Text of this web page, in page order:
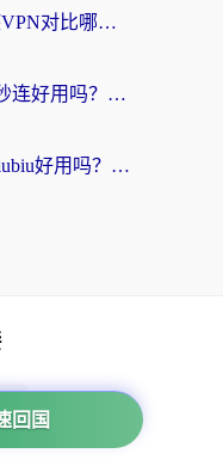
Malus VPN好用吗？和闪疾VPN对比哪个回国效果更好？海外华人的实用避坑指南
海外党必看：Quickback和秒连好用吗？3步选对回国加速器，无缝刷国内资源
海外党必看：雷神手游和biubiu好用吗？3招选对回国加速器无缝刷国内资源
回国